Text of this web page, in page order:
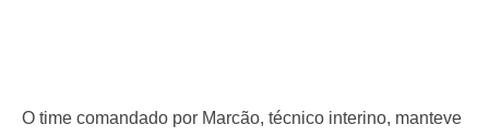
O time comandado por Marcão, técnico interino, manteve